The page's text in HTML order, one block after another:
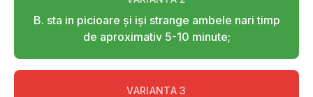
B. sta in picioare şi işi strange ambele nari timp
de aproximativ 5-10 minute;
VARIANTA3